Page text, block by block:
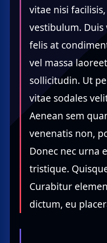
vitae nisi
vestibulum.
felis at
vel massa
sollicitudin. Ut
vitae sodales
Aenean sem
venenatis non,
Donec nec urna
tristique.
Curabitur
dictum, eu